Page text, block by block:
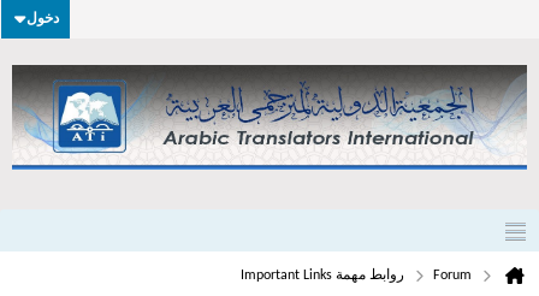
دخول
Forum
روابط مهمة Important Links